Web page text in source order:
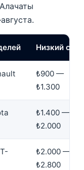
Низкий
₺900 —
₺1.300
₺1.400 —
₺2.000
₺2.000 —
₺2.800